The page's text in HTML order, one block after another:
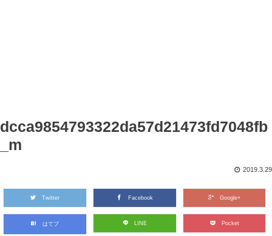
dcca9854793322da57d21473fd7048fb
_m
2019.3.29
Twitter Facebook Google+
はてブ LINE Pocket